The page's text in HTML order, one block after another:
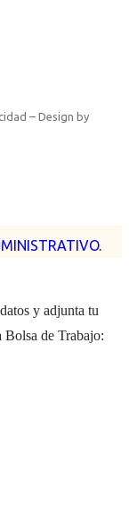
– Design by
y adjunta tu
de Trabajo: